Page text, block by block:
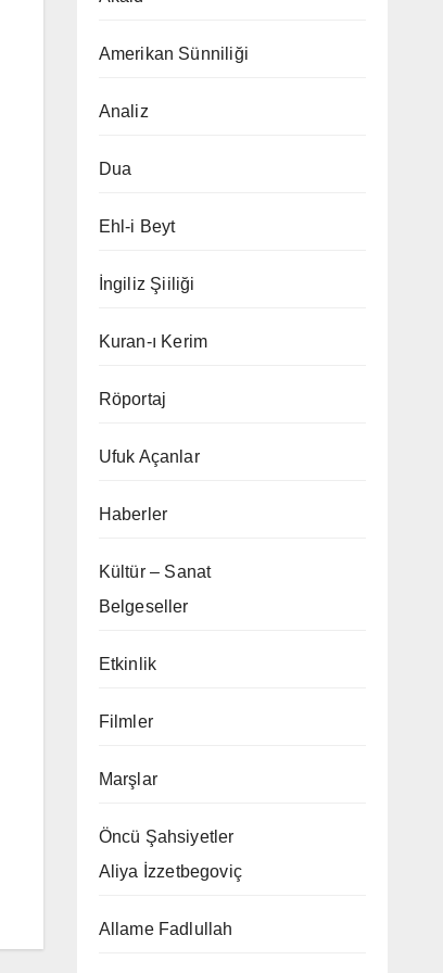
Amerikan Sünniliği
Analiz
Dua
Ehl-i Beyt
İngiliz Şiiliği
Kuran-ı Kerim
Röportaj
Ufuk Açanlar
Haberler
Kültür – Sanat
Belgeseller
Etkinlik
Filmler
Marşlar
Öncü Şahsiyetler
Aliya İzzetbegoviç
Allame Fadlullah